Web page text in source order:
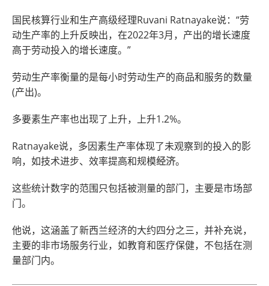
国民核算行业和生产高级经理Ruvani Ratnayake说：“劳
动生产率的上升反映出，在2022年3月，产出的增长速度
高于劳动投入的增长速度。”
劳动生产率衡量的是每小时劳动生产的商品和服务的数量
(产出)。
多要素生产率也出现了上升，上升1.2%。
Ratnayake说，多因素生产率体现了未观察到的投入的影
响，如技术进步、效率提高和规模经济。
这些统计数字的范围只包括被测量的部门，主要是市场部
门。
他说，这涵盖了新西兰经济的大约四分之三，并补充说，
主要的非市场服务行业，如教育和医疗保健，不包括在测
量部门内。